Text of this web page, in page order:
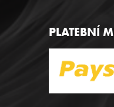
PLATEBNÍ